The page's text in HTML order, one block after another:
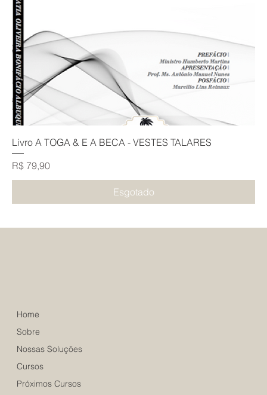
Livro A TOGA & E A BECA - VESTES TALARES
Preço
R$ 79,90
Esgotado
Home
Sobre
Nossas Soluções
Cursos
Próximos Cursos